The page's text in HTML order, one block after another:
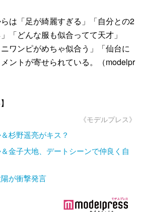
は「足が綺麗すぎる」「自分との2
「どんな服も似合ってて天才」
ワンピがめちゃ似合う」「仙台に
ントが寄せられている。（modelpr
《モデルプレス》
杉野遥亮がキス？
＆金子大地、デートシーンで仲良く自
が衝撃発言